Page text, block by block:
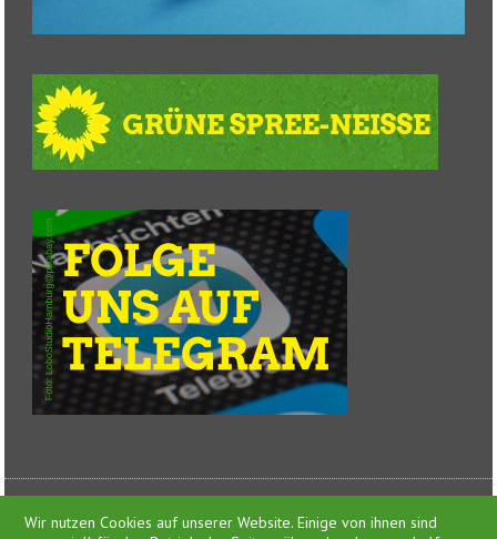
Wir nutzen Cookies auf unserer Website. Einige von ihnen sind